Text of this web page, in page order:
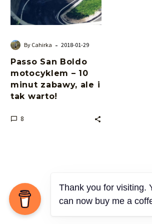
minut
zabawy,
tak
warto!
By Cahirka - 2018-01-29
Passo San Boldo
motocyklem – 10
minut zabawy, ale i
tak warto!
8
Thank you for visiting.
can now buy me a